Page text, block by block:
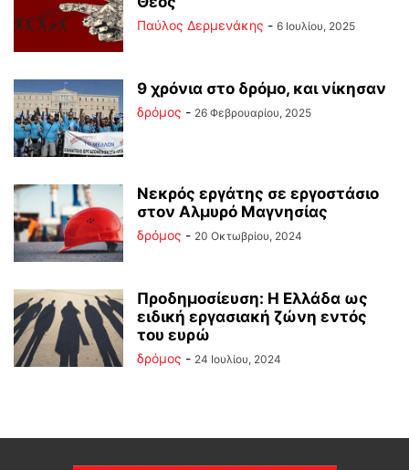
Παύλος Δερμενάκης - 6 Ιουλίου, 2025
9 χρόνια στο δρόμο, και νίκησαν
δρόμος - 26 Φεβρουαρίου, 2025
Νεκρός εργάτης σε εργοστάσιο
στον Αλμυρό Μαγνησίας
δρόμος - 20 Οκτωβρίου, 2024
Προδημοσίευση: Η Ελλάδα ως
ειδική εργασιακή ζώνη εντός
του ευρώ
δρόμος - 24 Ιουλίου, 2024